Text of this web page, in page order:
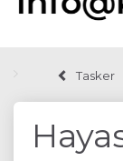
Tasker